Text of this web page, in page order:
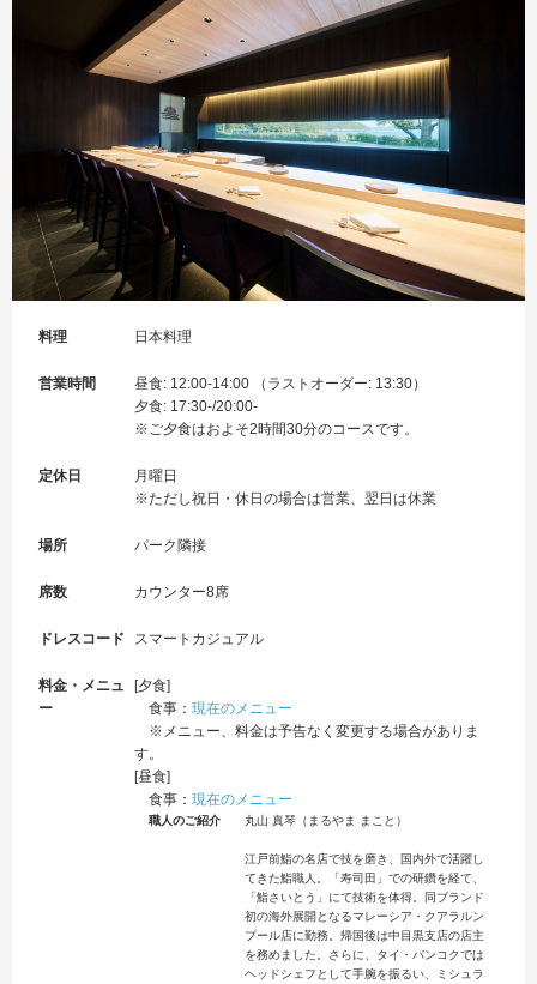
料理 日本料理
営業時間
昼食: 12:00-14:00 （ラストオーダー: 13:30）
夕食: 17:30-/20:00-
※ご夕食はおよそ2時間30分のコースです。
定休日
月曜日
※ただし祝日・休日の場合は営業、翌日は休業
場所 パーク隣接
席数 カウンター8席
ドレスコード スマートカジュアル
料金・メニュ
ー
[夕食]
食事： 現在のメニュー
※メニュー、料金は予告なく変更する場合がありま
す。
[昼食]
食事： 現在のメニュー
職人のご紹介 丸山 真琴（まるやま まこと）
江戸前鮨の名店で技を磨き、国内外で活躍し
てきた鮨職人。「寿司田」での研鑽を経て、
「鮨さいとう」にて技術を体得。同ブランド
初の海外展開となるマレーシア・クアラルン
プール店に勤務。帰国後は中目黒支店の店主
を務めました。さらに、タイ・バンコクでは
ヘッドシェフとして手腕を振るい、ミシュラ